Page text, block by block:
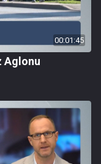
00:01:45
Aglonu